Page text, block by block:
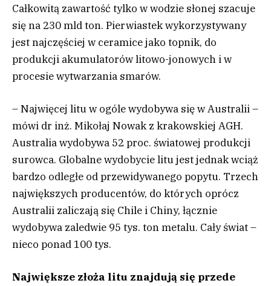
Całkowitą zawartość tylko w wodzie słonej szacuje
się na 230 mld ton. Pierwiastek wykorzystywany
jest najczęściej w ceramice jako topnik, do
produkcji akumulatorów litowo-jonowych i w
procesie wytwarzania smarów.
– Najwięcej litu w ogóle wydobywa się w Australii –
mówi dr inż. Mikołaj Nowak z krakowskiej AGH.
Australia wydobywa 52 proc. światowej produkcji
surowca. Globalne wydobycie litu jest jednak wciąż
bardzo odległe od przewidywanego popytu. Trzech
największych producentów, do których oprócz
Australii zaliczają się Chile i Chiny, łącznie
wydobywa zaledwie 95 tys. ton metalu. Cały świat –
nieco ponad 100 tys.
Największe złoża litu znajdują się przede